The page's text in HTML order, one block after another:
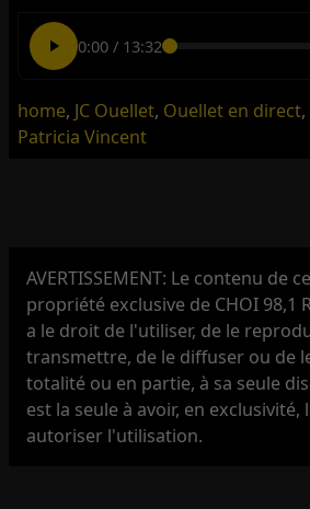
0:00/ 13:32
home, JC Ouellet, Ouellet en direct,
Patricia Vincent
AVERTISSEMENT: Le contenu de
propriété exclusive de CHOI 98,1
a le droit de l'utiliser, de le
transmettre, de le diffuser ou de
totalité ou en partie, à sa seule
est la seule à avoir, en exclusivité,
autoriser l'utilisation.